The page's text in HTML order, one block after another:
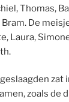
Thomas,
De
Laura,
zat
zoals de